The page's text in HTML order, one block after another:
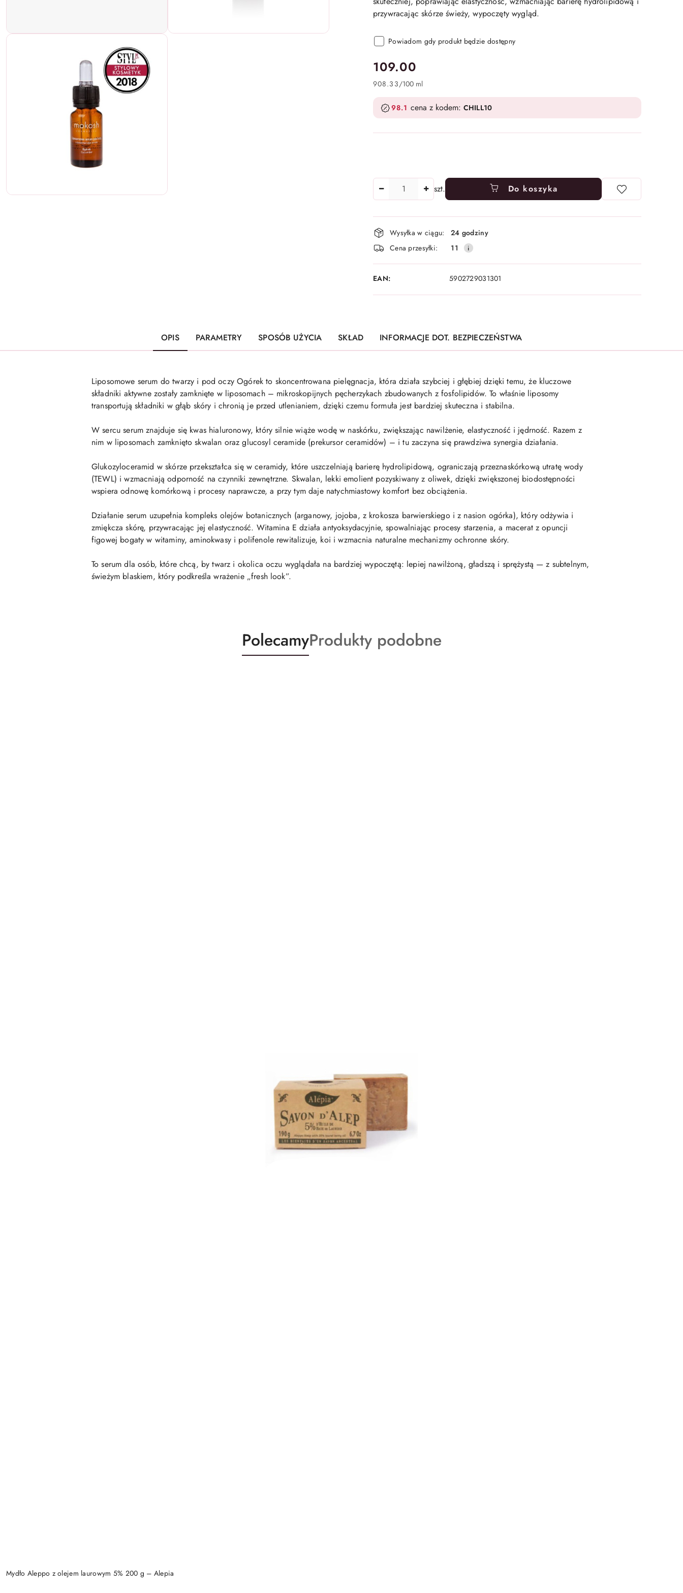
przywracając skórze świeży, wypoczęty wygląd.
Powiadom gdy produkt będzie dostępny
cena:
109.00
908.33/100 ml
98.1 cena z kodem: CHILL10
szt. Do koszyka
Dostępność
i
dostawa
Wysyłka w ciągu:
24 godziny
Cena przesyłki:
11
EAN: 5902729031301
OPIS PARAMETRY SPOSÓB UŻYCIA SKŁAD INFORMACJE DOT. BEZPIECZEŃSTWA
Liposomowe serum do twarzy i pod oczy Ogórek to skoncentrowana pielęgnacja, która działa szybciej i głębiej dzięki temu, że kluczowe
składniki aktywne zostały zamknięte w liposomach – mikroskopijnych pęcherzykach zbudowanych z fosfolipidów. To właśnie liposomy
transportują składniki w głąb skóry i chronią je przed utlenianiem, dzięki czemu formuła jest bardziej skuteczna i stabilna.
W sercu serum znajduje się kwas hialuronowy, który silnie wiąże wodę w naskórku, zwiększając nawilżenie, elastyczność i jędrność. Razem z
nim w liposomach zamknięto skwalan oraz glucosyl ceramide (prekursor ceramidów) – i tu zaczyna się prawdziwa synergia działania.
Glukozyloceramid w skórze przekształca się w ceramidy, które uszczelniają barierę hydrolipidową, ograniczają przeznaskórkową utratę wody
(TEWL) i wzmacniają odporność na czynniki zewnętrzne. Skwalan, lekki emolient pozyskiwany z oliwek, dzięki zwiększonej biodostępności
wspiera odnowę komórkową i procesy naprawcze, a przy tym daje natychmiastowy komfort bez obciążenia.
Działanie serum uzupełnia kompleks olejów botanicznych (arganowy, jojoba, z krokosza barwierskiego i z nasion ogórka), który odżywia i
zmiękcza skórę, przywracając jej elastyczność. Witamina E działa antyoksydacyjnie, spowalniając procesy starzenia, a macerat z opuncji
figowej bogaty w witaminy, aminokwasy i polifenole rewitalizuje, koi i wzmacnia naturalne mechanizmy ochronne skóry.
To serum dla osób, które chcą, by twarz i okolica oczu wyglądała na bardziej wypoczętą: lepiej nawilżoną, gładszą i sprężystą — z subtelnym,
świeżym blaskiem, który podkreśla wrażenie „fresh look”.
Produkty
o
PolecamyProdukty
o
Produkty podobne
Mydło Aleppo z olejem laurowym 5% 200 g – Alepia